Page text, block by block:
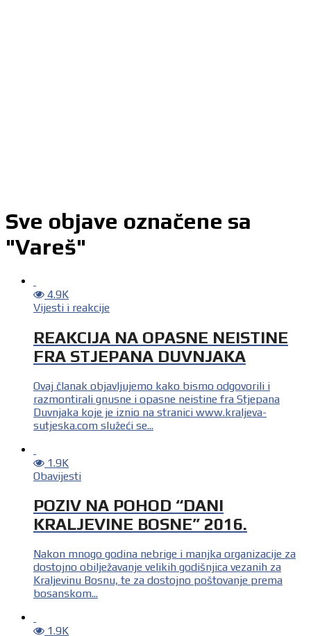
Sve objave označene sa
"Vareš"
4.9K
Vijesti i reakcije
REAKCIJA NA OPASNE NEISTINE
FRA STJEPANA DUVNJAKA
Ovaj članak objavljujemo kako bismo odgovorili i
razmontirali gnusne i opasne neistine fra Stjepana
Duvnjaka koje je iznio na stranici www.kraljeva-
sutjeska.com služeći se...
1.9K
Obavijesti
POZIV NA POHOD “DANI
KRALJEVINE BOSNE” 2016.
Nakon mnogo godina nebrige i manjka organizacije za
dostojno obilježavanje velikih godišnjica vezanih za
Kraljevinu Bosnu, te za dostojno poštovanje prema
bosanskom...
1.9K